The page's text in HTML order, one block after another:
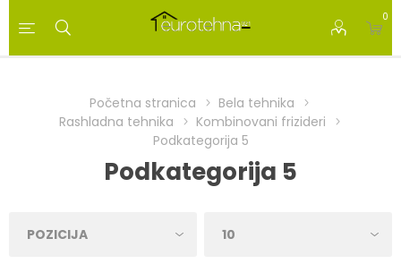
0
Početna stranica
Bela tehnika
Rashladna tehnika
Kombinovani frizideri
Podkategorija 5
Podkategorija 5